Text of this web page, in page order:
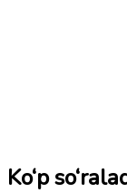
Ko‘p